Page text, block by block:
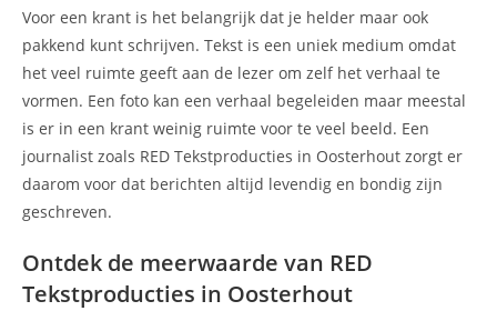
Voor een krant is het belangrijk dat je helder maar ook
pakkend kunt schrijven. Tekst is een uniek medium omdat
het veel ruimte geeft aan de lezer om zelf het verhaal te
vormen. Een foto kan een verhaal begeleiden maar meestal
is er in een krant weinig ruimte voor te veel beeld. Een
journalist zoals RED Tekstproducties in Oosterhout zorgt er
daarom voor dat berichten altijd levendig en bondig zijn
geschreven.
Ontdek de meerwaarde van RED
Tekstproducties in Oosterhout